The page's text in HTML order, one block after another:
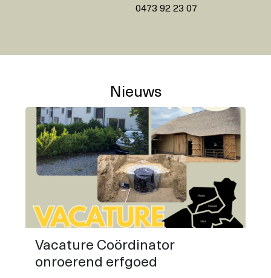
0473 92 23 07
Nieuws
Vacature Coördinator
onroerend erfgoed